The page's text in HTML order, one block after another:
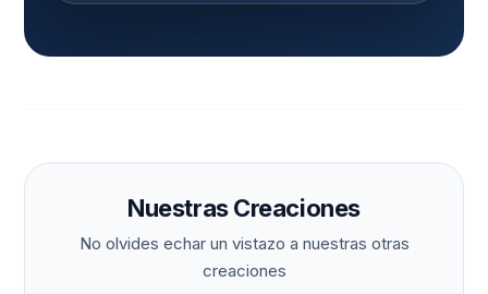
Nuestras Creaciones
No olvides echar un vistazo a nuestras otras
creaciones